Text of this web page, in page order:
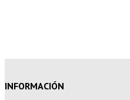
INFORMACIÓN